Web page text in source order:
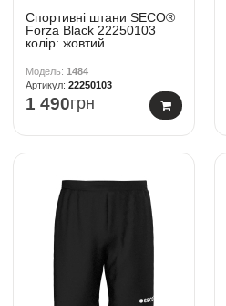
Спортивні штани SECO®
Forza Black 22250103
колiр: жовтий
1484
22250103
1 490грн